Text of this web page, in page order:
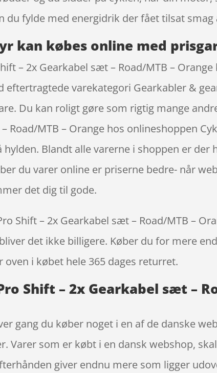
du fylde med energidrik der fået tilsat
kan købes online med
– 2x Gearkabel sæt – Road/MTB –
eftertragtede varekategori Gearkabler &
Du kan roligt gøre som rigtig mange
Road/MTB – Orange hos onlineshoppen
hylden. Blandt alle varerne i shoppen er
du varer online er priserne bedre- når
det dig til gode.
Shift – 2x Gearkabel sæt – Road/MTB –
det ikke billigere. Køber du for mere
oven i købet hele 365 dages returret.
Shift – 2x Gearkabel sæt –
gang du køber noget i en af de danske
Varer som er købt i en dansk webshop,
giver endnu mere som ligger